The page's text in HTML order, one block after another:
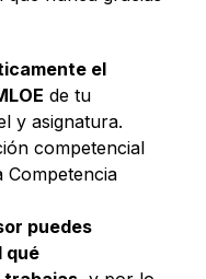
el
de tu
y asignatura.
competencial
Competencia
puedes
qué